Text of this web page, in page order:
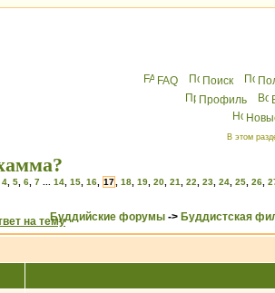
FAQ Поиск
Профиль
В этом
4 5 6 7 14 15 16 17 18 19 20 21 22 23 24 25 26
Буддийские форумы -> Буддистская